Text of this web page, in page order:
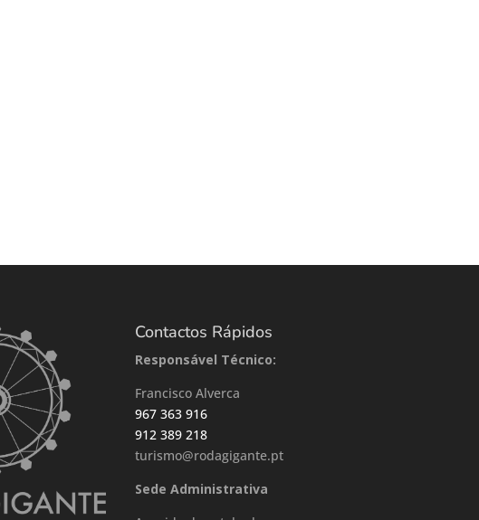
Contactos Rápidos
Responsável Técnico:
Francisco Alverca
967 363 916
912 389 218
turismo@rodagigante.pt
Sede Administrativa